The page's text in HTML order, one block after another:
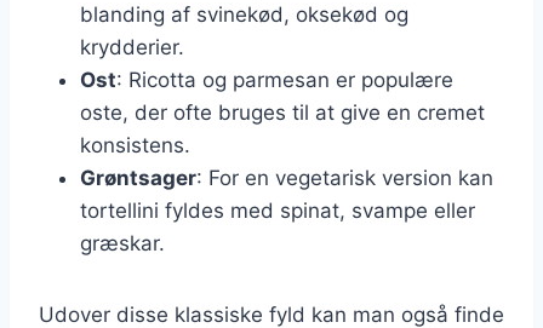
blanding af svinekød, oksekød og
krydderier.
Ost: Ricotta og parmesan er populære
oste, der ofte bruges til at give en cremet
konsistens.
Grøntsager: For en vegetarisk version kan
tortellini fyldes med spinat, svampe eller
græskar.
Udover disse klassiske fyld kan man også finde